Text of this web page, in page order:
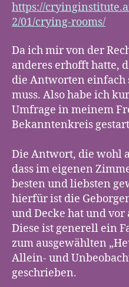
https://
2/01/crying-rooms/
Da ich mir von der
anderes erhofft hatte,
die Antworten einfach
muss. Also habe ich
Umfrage in meinem
Bekanntenkreis
Die Antwort, die wohl
dass im eigenen
besten und liebsten
hierfür ist die
und Decke hat und
Diese ist generell ein
zum ausgewählten
Allein- und
geschrieben.